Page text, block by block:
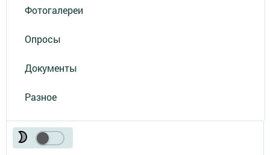
Фотогалереи
Опросы
Документы
Разное